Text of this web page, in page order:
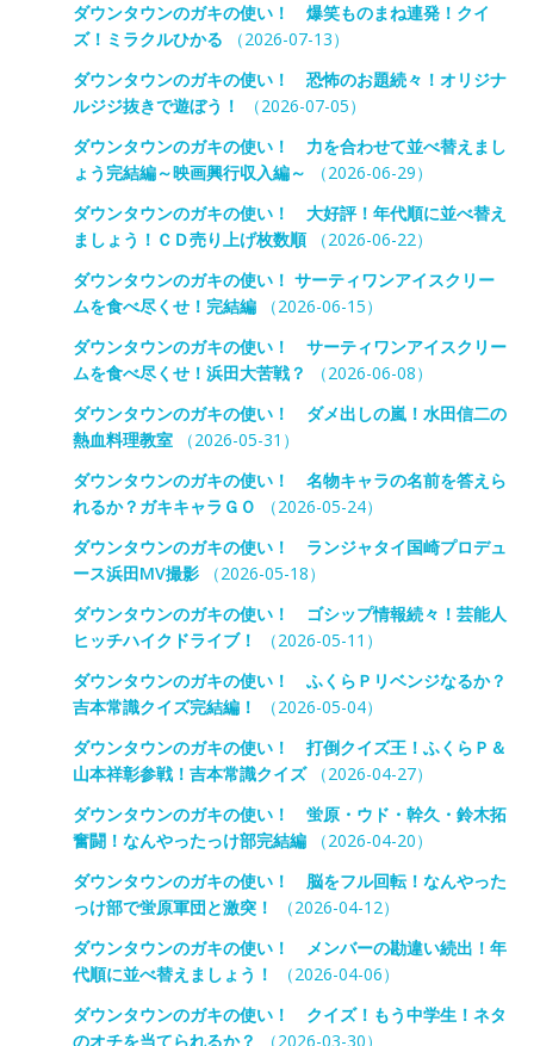
ダウンタウンのガキの使い！ 爆笑ものまね連発！クイ
ズ！ミラクルひかる （2026-07-13）
ダウンタウンのガキの使い！ 恐怖のお題続々！オリジナ
ルジジ抜きで遊ぼう！
（2026-07-05）
ダウンタウンのガキの使い！ 力を合わせて並べ替えまし
ょう完結編～映画興行収入編～
（2026-06-29）
ダウンタウンのガキの使い！ 大好評！年代順に並べ替え
ましょう！ＣＤ売り上げ枚数順（2026-06-22）
ダウンタウンのガキの使い！ サーティワンアイスクリー
ムを食べ尽くせ！完結編（2026-06-15）
ダウンタウンのガキの使い！ サーティワンアイスクリー
ムを食べ尽くせ！浜田大苦戦？
（2026-06-08）
ダウンタウンのガキの使い！ ダメ出しの嵐！水田信二の
熱血料理教室（2026-05-31）
ダウンタウンのガキの使い！ 名物キャラの名前を答えら
れるか？ガキキャラＧＯ
（2026-05-24）
ダウンタウンのガキの使い！ ランジャタイ国崎プロデュ
ース浜田MV撮影（2026-05-18）
ダウンタウンのガキの使い！ ゴシップ情報続々！芸能人
ヒッチハイクドライブ！
（2026-05-11）
ダウンタウンのガキの使い！ ふくらＰリベンジなるか？
吉本常識クイズ完結編！
（2026-05-04）
ダウンタウンのガキの使い！ 打倒クイズ王！ふくらＰ＆
山本祥彰参戦！吉本常識クイズ（2026-04-27）
ダウンタウンのガキの使い！ 蛍原・ウド・幹久・鈴木拓
奮闘！なんやったっけ部完結編（2026-04-20）
ダウンタウンのガキの使い！ 脳をフル回転！なんやった
っけ部で蛍原軍団と激突！
（2026-04-12）
ダウンタウンのガキの使い！ メンバーの勘違い続出！年
代順に並べ替えましょう！
（2026-04-06）
ダウンタウンのガキの使い！ クイズ！もう中学生！ネタ
のオチを当てられるか？
（2026-03-30）